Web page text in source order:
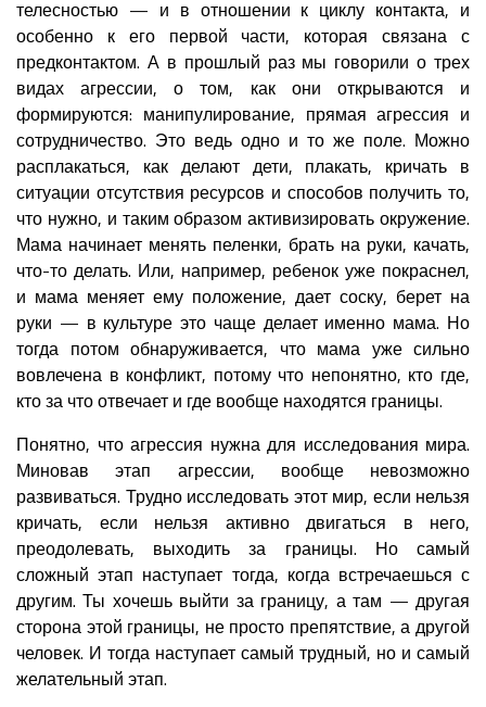
телесностью — и в отношении к циклу контакта, и
особенно к его первой части, которая связана с
предконтактом. А в прошлый раз мы говорили о трех
видах агрессии, о том, как они открываются и
формируются: манипулирование, прямая агрессия и
сотрудничество. Это ведь одно и то же поле. Можно
расплакаться, как делают дети, плакать, кричать в
ситуации отсутствия ресурсов и способов получить то,
что нужно, и таким образом активизировать окружение.
Мама начинает менять пеленки, брать на руки, качать,
что-то делать. Или, например, ребенок уже покраснел,
и мама меняет ему положение, дает соску, берет на
руки — в культуре это чаще делает именно мама. Но
тогда потом обнаруживается, что мама уже сильно
вовлечена в конфликт, потому что непонятно, кто где,
кто за что отвечает и где вообще находятся границы.
Понятно, что агрессия нужна для исследования мира.
Миновав этап агрессии, вообще невозможно
развиваться. Трудно исследовать этот мир, если нельзя
кричать, если нельзя активно двигаться в него,
преодолевать, выходить за границы. Но самый
сложный этап наступает тогда, когда встречаешься с
другим. Ты хочешь выйти за границу, а там — другая
сторона этой границы, не просто препятствие, а другой
человек. И тогда наступает самый трудный, но и самый
желательный этап.